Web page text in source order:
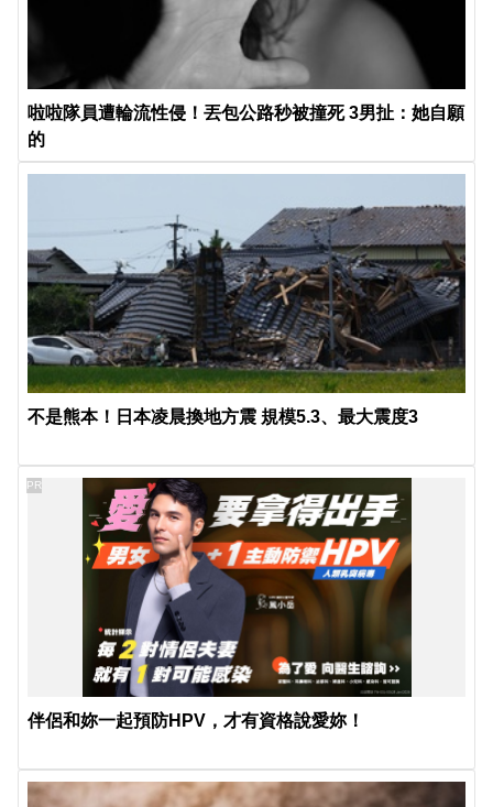
啦啦隊員遭輪流性侵！丟包公路秒被撞死 3男扯：她自願
的
不是熊本！日本凌晨換地方震 規模5.3、最大震度3
伴侶和妳一起預防HPV，才有資格說愛妳！
PR